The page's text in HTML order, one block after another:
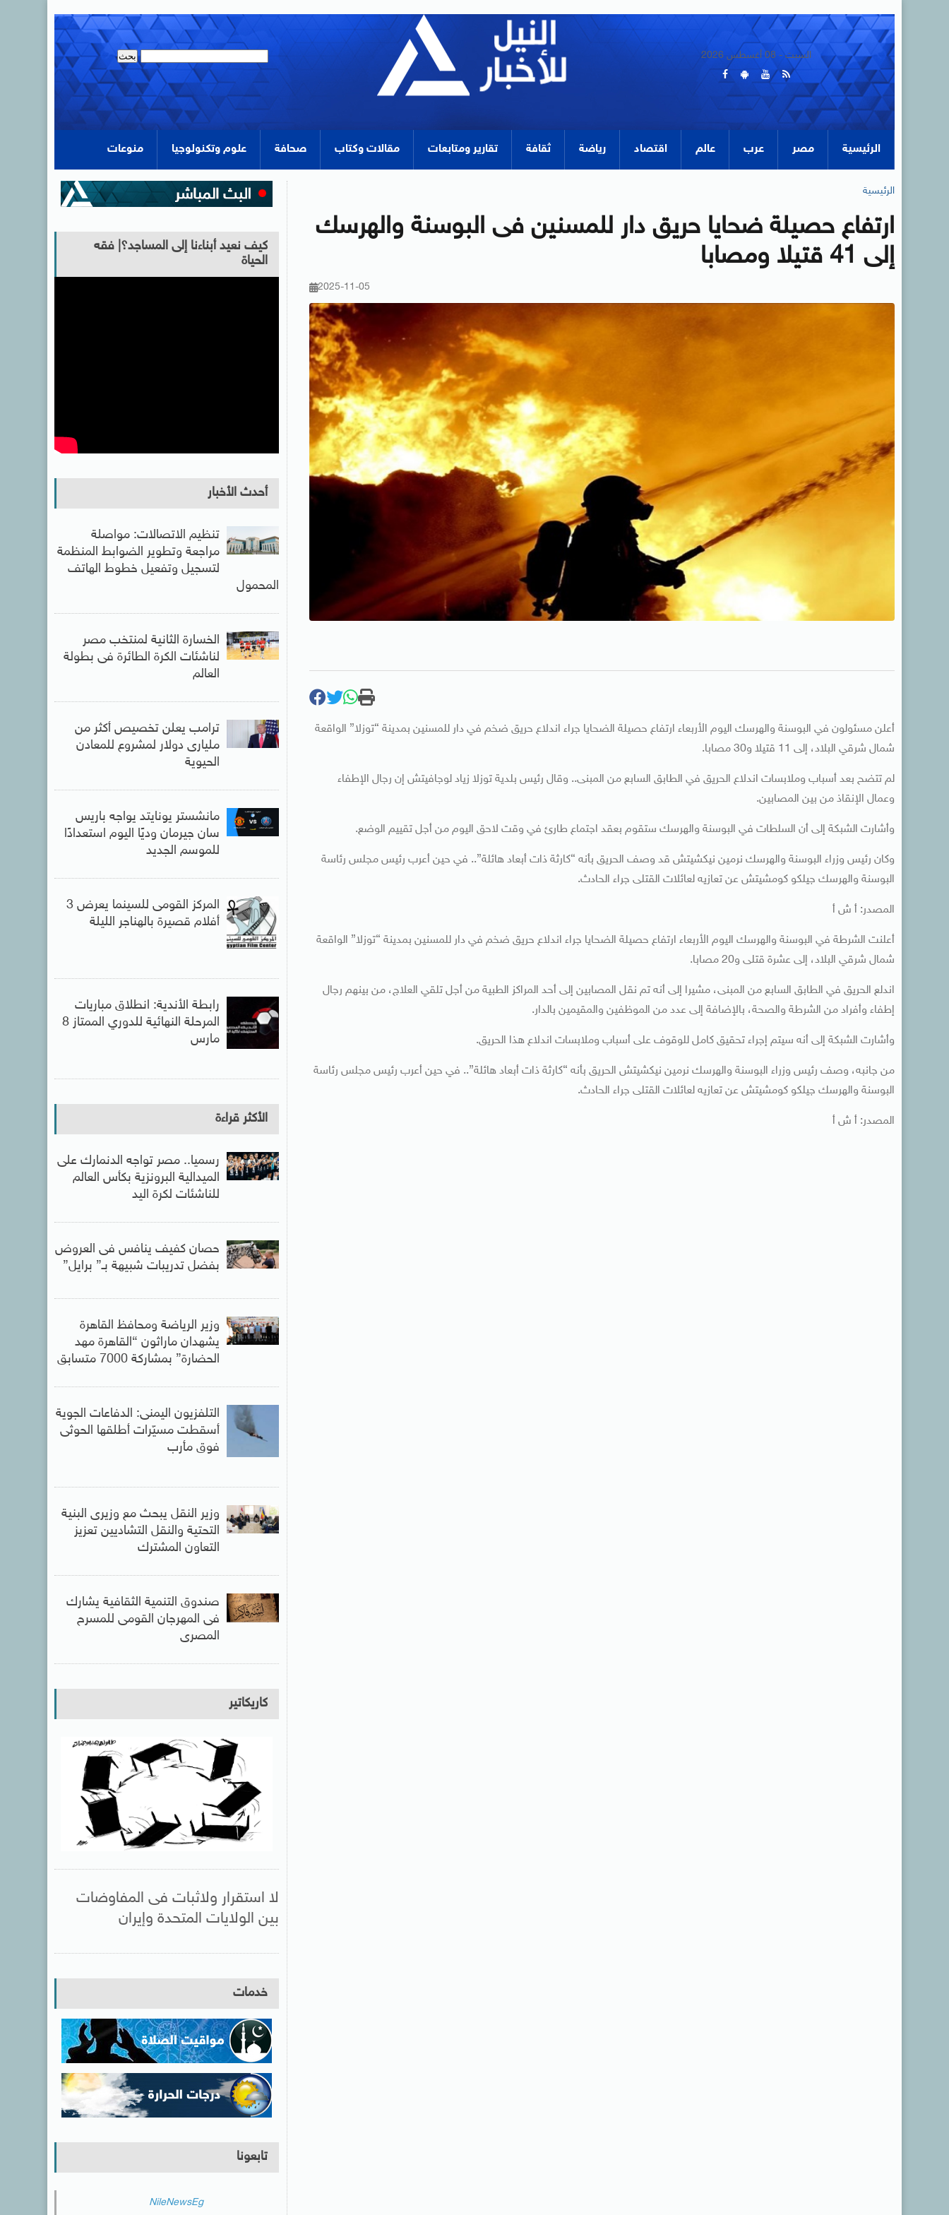
السبت - 08 أغسطس 2026
الرئيسية مصر عرب عالم اقتصاد رياضة ثقافة تقارير ومتابعات مقالات وكتاب صحافة علوم وتكنولوجيا منوعات
الرئيسية
ارتفاع حصيلة ضحايا حريق دار للمسنين فى البوسنة والهرسك
إلى 41 قتيلا ومصابا
2025-11-05
أعلن مسئولون في البوسنة والهرسك اليوم الأربعاء ارتفاع حصيلة الضحايا جراء اندلاع حريق ضخم في دار للمسنين بمدينة “توزلا” الواقعة
شمال شرقي البلاد، إلى 11 قتيلا و30 مصابا.
لم تتضح بعد أسباب وملابسات اندلاع الحريق في الطابق السابع من المبنى.. وقال رئيس بلدية توزلا زياد لوجافيتش إن رجال الإطفاء
وعمال الإنقاذ من بين المصابين.
وأشارت الشبكة إلى أن السلطات في البوسنة والهرسك ستقوم بعقد اجتماع طارئ في وقت لاحق اليوم من أجل تقييم الوضع.
وكان رئيس وزراء البوسنة والهرسك نرمين نيكشيتش قد وصف الحريق بأنه “كارثة ذات أبعاد هائلة”.. في حين أعرب رئيس مجلس رئاسة
البوسنة والهرسك جيلكو كومشيتش عن تعازيه لعائلات القتلى جراء الحادث.
المصدر: أ ش أ
أعلنت الشرطة في البوسنة والهرسك اليوم الأربعاء ارتفاع حصيلة الضحايا جراء اندلاع حريق ضخم في دار للمسنين بمدينة “توزلا” الواقعة
شمال شرقي البلاد، إلى عشرة قتلى و20 مصابا.
اندلع الحريق في الطابق السابع من المبنى، مشيرا إلى أنه تم نقل المصابين إلى أحد المراكز الطبية من أجل تلقي العلاج، من بينهم رجال
إطفاء وأفراد من الشرطة والصحة، بالإضافة إلى عدد من الموظفين والمقيمين بالدار.
وأشارت الشبكة إلى أنه سيتم إجراء تحقيق كامل للوقوف على أسباب وملابسات اندلاع هذا الحريق.
من جانبه، وصف رئيس وزراء البوسنة والهرسك نرمين نيكشيتش الحريق بأنه “كارثة ذات أبعاد هائلة”.. في حين أعرب رئيس مجلس رئاسة
البوسنة والهرسك جيلكو كومشيتش عن تعازيه لعائلات القتلى جراء الحادث.
المصدر: أ ش أ
كيف نعيد أبناءنا إلى المساجد؟| فقه
الحياة
أحدث الأخبار
تنظيم الاتصالات: مواصلة
مراجعة وتطوير الضوابط المنظمة
لتسجيل وتفعيل خطوط الهاتف
المحمول
الخسارة الثانية لمنتخب مصر
لناشئات الكرة الطائرة فى بطولة
العالم
ترامب يعلن تخصيص أكثر من
مليارى دولار لمشروع للمعادن
الحيوية
مانشستر يونايتد يواجه باريس
سان جيرمان وديًا اليوم استعدادًا
للموسم الجديد
المركز القومى للسينما يعرض 3
أفلام قصيرة بالهناجر الليلة
رابطة الأندية: انطلاق مباريات
المرحلة النهائية للدوري الممتاز 8
مارس
الأكثر قراءة
رسميا.. مصر تواجه الدنمارك على
الميدالية البرونزية بكأس العالم
للناشئات لكرة اليد
حصان كفيف ينافس فى العروض
بفضل تدريبات شبيهة بـ” برايل”
وزير الرياضة ومحافظ القاهرة
يشهدان ماراثون “القاهرة مهد
الحضارة” بمشاركة 7000 متسابق
التلفزيون اليمنى: الدفاعات الجوية
أسقطت مسيّرات أطلقها الحوثى
فوق مأرب
وزير النقل يبحث مع وزيرى البنية
التحتية والنقل التشاديين تعزيز
التعاون المشترك
صندوق التنمية الثقافية يشارك
فى المهرجان القومى للمسرح
المصرى
كاريكاتير
لا استقرار ولاثبات فى المفاوضات
بين الولايات المتحدة وإيران
خدمات
تابعونا
NileNewsEg